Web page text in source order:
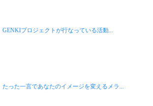
GENKIプロジェクトが行なっている活動...
たった一言であなたのイメージを変えるメラ...